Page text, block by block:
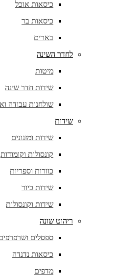
כיסאות אוכל
כיסאות בר
בארים
לחדר השינה
מיטות
שידות חדר שינה
שולחנות עבודה
שידות
שידות ומזנונים
קונסולות וקומודות
כוורות וספריות
שידות כיור
שידות וקונסולות
ריהוט שונה
ספסלים
כיסאות נדנדה
מדפים